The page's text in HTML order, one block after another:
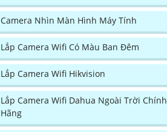
Camera Nhìn Màn Hình Máy Tính
Lắp Camera Wifi Có Màu Ban Đêm
Lắp Camera Wifi Hikvision
Lắp Camera Wifi Dahua Ngoài Trời Chính
Hãng